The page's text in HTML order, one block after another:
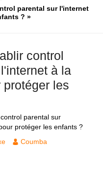
parental sur l'internet
? »
control
à la
les
parental sur
protéger les enfants ?
Coumba